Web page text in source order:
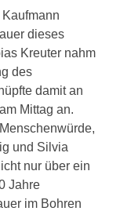
dieses
Kreuter nahm
des
damit an
Mittag an.
und Silvia
nur über ein
Jahre
im Bohren